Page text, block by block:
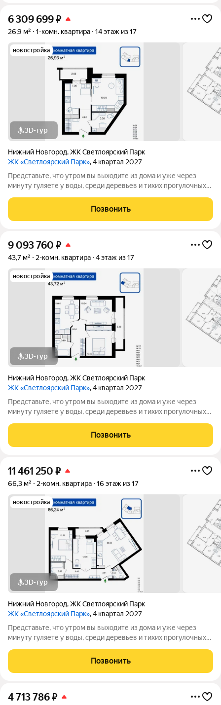
6 309 699₽
26,9 м² 1-комн. квартира 14 этаж из 17
новостройка
3D-тур
Нижний Новгород,ЖК Светлоярский Парк
ЖК «Светлоярский Парк», 4 квартал 2027
Представьте, что утром вы выходите из дома и уже через
минуту гуляете у воды, среди деревьев и тихих прогулочных
рядом с одним из самых живописных мест Сормовского
района Нижнего Новгорода
Позвонить
9 093 760 ₽
43,7 м² 2-комн. квартира 4 этаж из 17
новостройка
3D-тур
Нижний Новгород,ЖК Светлоярский Парк
ЖК «Светлоярский Парк», 4 квартал 2027
Представьте, что утром вы выходите из дома и уже через
минуту гуляете у воды, среди деревьев и тихих прогулочных
рядом с одним из самых живописных мест Сормовского
района Нижнего Новгорода
Позвонить
11 461 250 ₽
66,3 м² 2-комн. квартира 16 этаж из 17
новостройка
3D-тур
Нижний Новгород,ЖК Светлоярский Парк
ЖК «Светлоярский Парк», 4 квартал 2027
Представьте, что утром вы выходите из дома и уже через
минуту гуляете у воды, среди деревьев и тихих прогулочных
рядом с одним из самых живописных мест Сормовского
района Нижнего Новгорода
Позвонить
4 713 786₽